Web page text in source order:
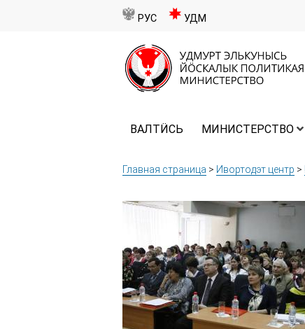
РУС УДМ
ВАЛТӤСЬ МИНИСТЕРСТВО
Главная страница > Ивортодэт центр >